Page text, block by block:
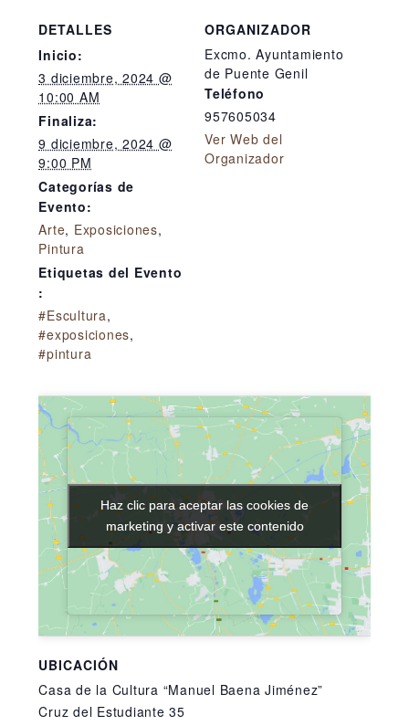
DETALLES
Inicio:
3 diciembre, 2024 @
10:00 AM
Finaliza:
9 diciembre, 2024 @
9:00 PM
Categorías de
Evento:
Arte, Exposiciones,
Pintura
Etiquetas del Evento
:
#Escultura,
#exposiciones,
#pintura
ORGANIZADOR
Excmo. Ayuntamiento
de Puente Genil
Teléfono
957605034
Ver Web del
Organizador
UBICACIÓN
Casa de la Cultura “Manuel Baena Jiménez”
Cruz del Estudiante 35
Haz clic para aceptar las cookies de
marketing y activar este contenido
Haz clic para aceptar las cookies de
marketing y activar este contenido